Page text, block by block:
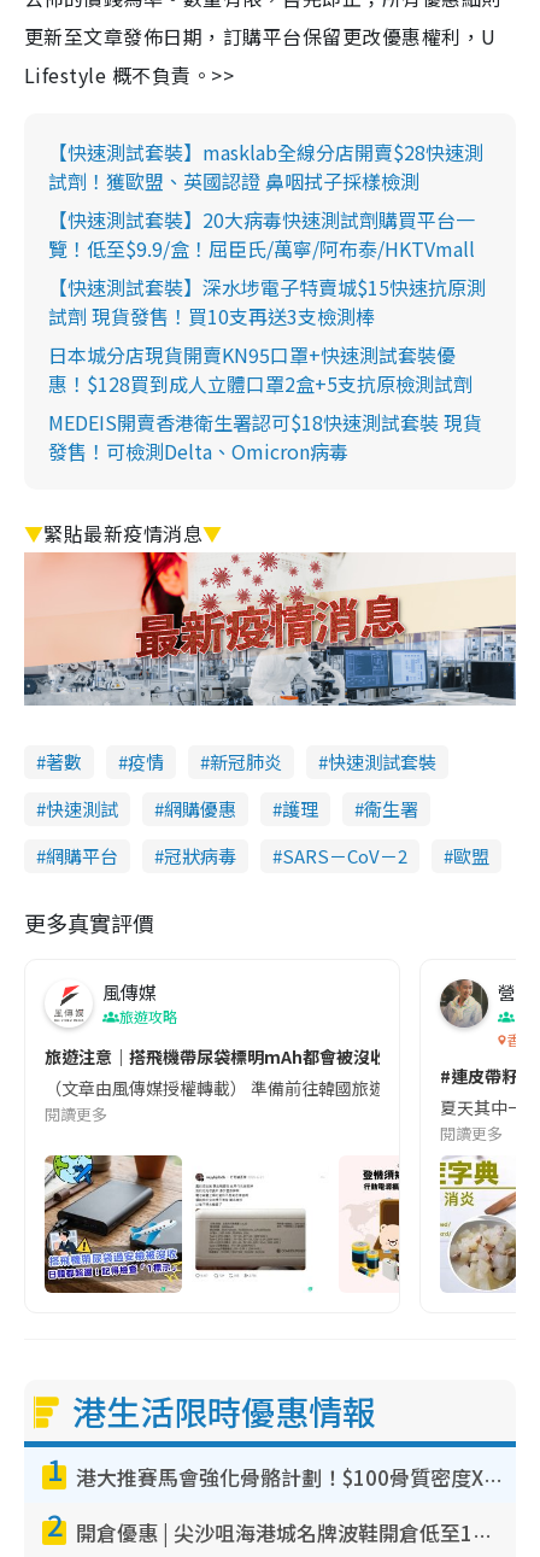
更新至文章發佈日期，訂購平台保留更改優惠權利，U
Lifestyle 概不負責。>>
【快速測試套裝】masklab全線分店開賣$28快速測
試劑！獲歐盟、英國認證 鼻咽拭子採樣檢測
【快速測試套裝】20大病毒快速測試劑購買平台一
覽！低至$9.9/盒！屈臣氏/萬寧/阿布泰/HKTVmall
【快速測試套裝】深水埗電子特賣城$15快速抗原測
試劑 現貨發售！買10支再送3支檢測棒
日本城分店現貨開賣KN95口罩+快速測試套裝優
惠！$128買到成人立體口罩2盒+5支抗原檢測試劑
MEDEIS開賣香港衛生署認可$18快速測試套裝 現貨
發售！可檢測Delta、Omicron病毒
▼緊貼最新疫情消息▼
著數 疫情 新冠肺炎
快速測試套裝
快速測試
網購優惠 護理
衞生署
網購平台
冠狀病毒 SARS－CoV－2 歐盟
更多真實評價
風傳媒
旅遊攻略
旅遊注意｜搭飛機帶尿袋標明mAh都會被沒收😱出發前切記檢查
（文章由風傳媒授權轉載） 準備前往韓國旅遊的民眾，近期要
閱讀更多
營養
香港
#連皮帶籽
夏天其中一
閱讀更多
港生活限時優惠情報
1 港大推賽馬會強化骨骼計劃！$100骨質密度X光檢查 完成免費運動訓練送超市禮券！附參加資格
2 開倉優惠 | 尖沙咀海港城名牌波鞋開倉低至1折！On鞋$899起／Joy&Peace鞋履$98起